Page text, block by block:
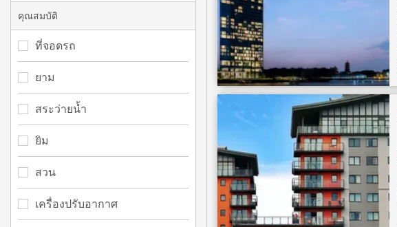
คุณสมบัติ
ที่จอดรถ
ยาม
สระว่ายน้ำ
ยิม
สวน
เครื่องปรับอากาศ